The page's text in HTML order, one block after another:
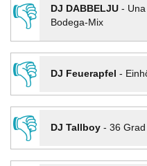
👎
DJ DABBELJU-
Bodega-Mix
👎
DJ Feuerapfel -
👎
DJ Tallboy- 36 Grad